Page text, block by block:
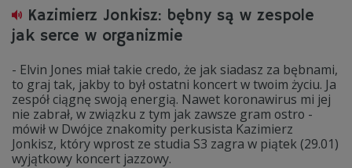
Kazimierz Jonkisz: bębny są w zespole
jak serce w organizmie
- Elvin Jones miał takie credo, że jak siadasz za bębnami,
to graj tak, jakby to był ostatni koncert w twoim życiu. Ja
zespół ciągnę swoją energią. Nawet koronawirus mi jej
nie zabrał, w związku z tym jak zawsze gram ostro -
mówił w Dwójce znakomity perkusista Kazimierz
Jonkisz, który wprost ze studia S3 zagra w piątek (29.01)
wyjątkowy koncert jazzowy.